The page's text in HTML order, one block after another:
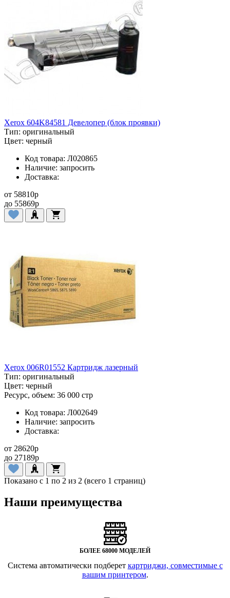
Xerox 604K84581 Девелопер (блок проявки)
Тип: оригинальный
Цвет: черный
Код товара: Л020865
Наличие: запросить
Доставка:
от 58810p
до 55869p
Xerox 006R01552 Картридж лазерный
Тип: оригинальный
Цвет: черный
Ресурс, объем: 36 000 стр
Код товара: Л002649
Наличие: запросить
Доставка:
от 28620p
до 27189p
Показано с 1 по 2 из 2 (всего 1 страниц)
Наши преимущества
БОЛЕЕ 68000 МОДЕЛЕЙ
Система автоматически подберет картриджи, совместимые с
вашим принтером.